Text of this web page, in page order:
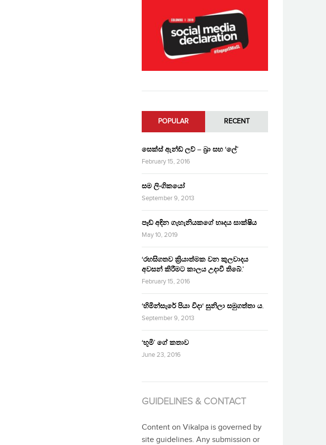
POPULAR RECENT
සෙක්ස් ඇන්ඩ් ලව් – බ්‍රා සහ ‘ලේ’
February 15, 2016
සම ලිංගිකයෝ
September 9, 2013
පෑඩ් අඳින ගැහැනියකගේ හෘදය සාක්ෂිය
May 10, 2019
‘රහසිගතව ක්‍රියාත්මක වන කුලවාදය
අවසන් කිරීමට කාලය උදාවී තිබේ.’
February 15, 2016
‘හිමින්සැරේ පියා විදා‘ සුනිලා සමුගත්තා ය.
September 9, 2013
‘භූමි’ ගේ කතාව
June 23, 2016
GUIDELINES & CONTACT
Content on Vikalpa is governed by
site guidelines. Any submission or